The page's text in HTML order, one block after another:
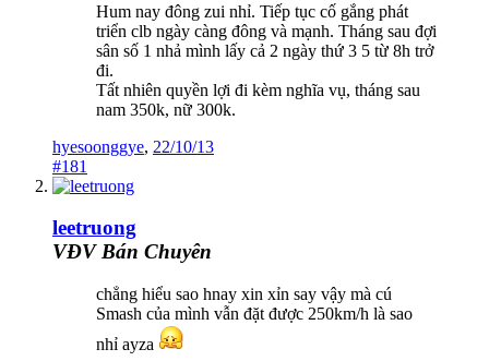
Hum nay đông zui nhỉ. Tiếp tục cố gắng phát
triển clb ngày càng đông và mạnh. Tháng sau đợi
sân số 1 nhả mình lấy cả 2 ngày thứ 3 5 từ 8h trở
đi.
Tất nhiên quyền lợi đi kèm nghĩa vụ, tháng sau
nam 350k, nữ 300k.
hyesoonggye, 22/10/13
#181
leetruong
VĐV Bán Chuyên
chẳng hiểu sao hnay xin xỉn say vậy mà cú
Smash của mình vẫn đặt được 250km/h là sao
nhỉ ayza